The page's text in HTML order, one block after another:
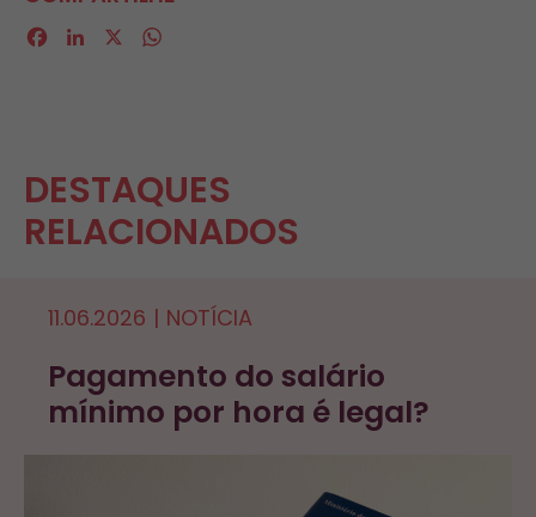
Facebook
LinkedIn
DESTAQUES
RELACIONADOS
11.06.2026 | NOTÍCIA
Pagamento do salário
mínimo por hora é legal?